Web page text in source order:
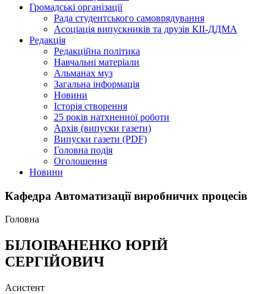
Громадські організації
Рада студентського самоврядування
Асоціація випускників та друзів КІІ-ДДМА
Редакція
Редакційна політика
Навчальні матеріали
Альманах муз
Загальна інформація
Новини
Історія створення
25 років натхненної роботи
Архів (випуски газети)
Випуски газети (PDF)
Головна подія
Оголошення
Новини
Кафедра Автоматизації виробничих процесів
Головна
БІЛОІВАНЕНКО ЮРІЙ
СЕРГІЙОВИЧ
Асистент